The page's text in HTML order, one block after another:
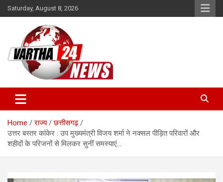
Skip
to
Saturday, August 8, 2026
Vartha 24
Home राज्य
छत्तीसगढ़
उत्तर बस्तर कांकेर : उप मुख्यमंत्री विजय शर्मा ने नक्सल पीड़ित परिवारों और
शहीदों के परिजनों से मिलकर सुनीं समस्याएं…